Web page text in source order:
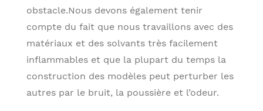
obstacle.Nous devons également tenir
compte du fait que nous travaillons avec des
matériaux et des solvants très facilement
inflammables et que la plupart du temps la
construction des modèles peut perturber les
autres par le bruit, la poussière et l’odeur.